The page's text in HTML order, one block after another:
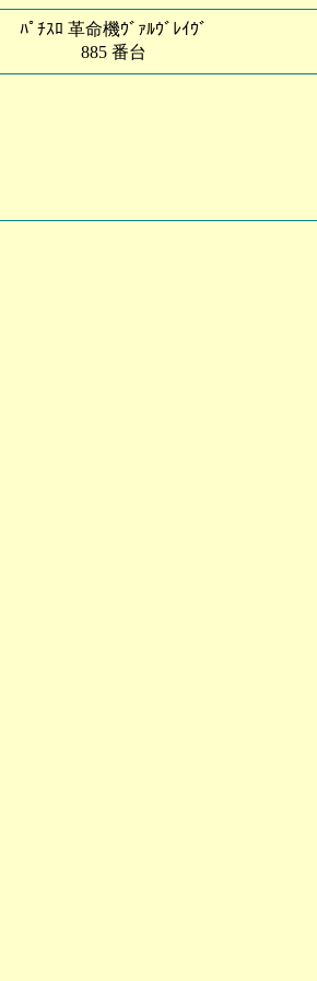
ﾊﾟﾁｽﾛ 革命機ｳﾞｧﾙｳﾞﾚｲｳﾞ
885 番台